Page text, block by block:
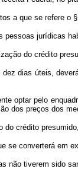
a que se refere o
jurídicas
do crédito
dias úteis,
optar pelo
dos preços dos
crédito
converterá em
não tiverem sido